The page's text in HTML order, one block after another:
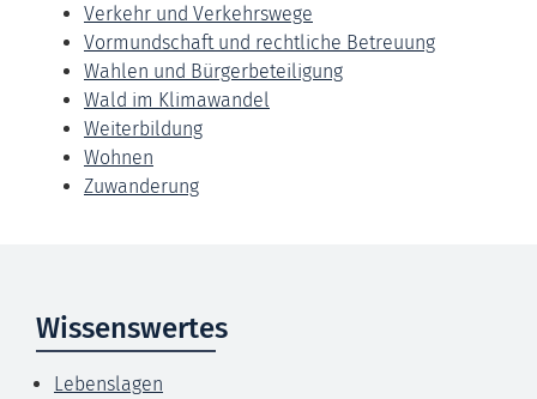
Verkehr und Verkehrswege
Vormundschaft und rechtliche Betreuung
Wahlen und Bürgerbeteiligung
Wald im Klimawandel
Weiterbildung
Wohnen
Zuwanderung
Wissenswertes
Lebenslagen